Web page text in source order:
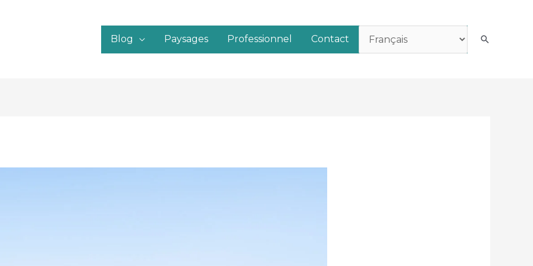
Blog Paysages Professionnel Contact